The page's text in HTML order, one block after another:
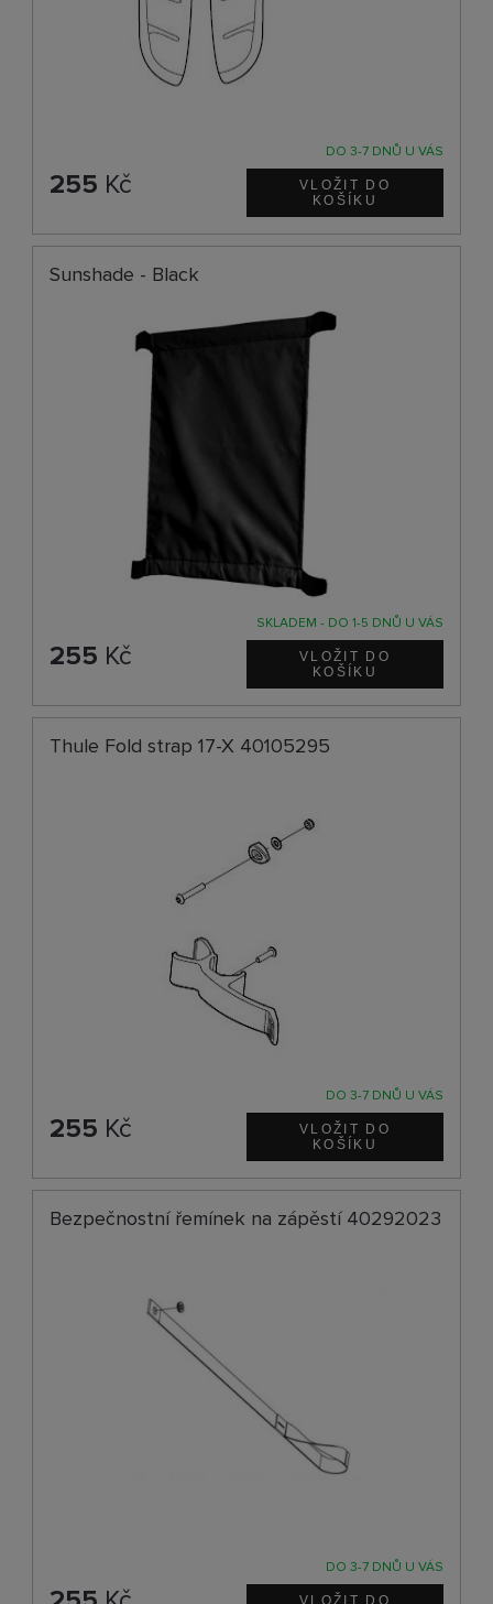
DO 3-7 DNŮ U VÁS
255 Kč
Sunshade - Black
SKLADEM - DO 1-5 DNŮ U VÁS
255 Kč
Thule Fold strap 17-X 40105295
DO 3-7 DNŮ U VÁS
255 Kč
Bezpečnostní řemínek na zápěstí 40292023
DO 3-7 DNŮ U VÁS